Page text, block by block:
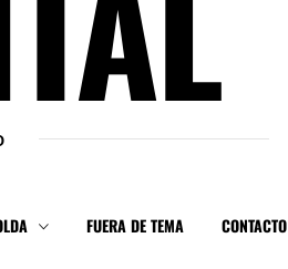
FUERA DE TEMA CONTACTO